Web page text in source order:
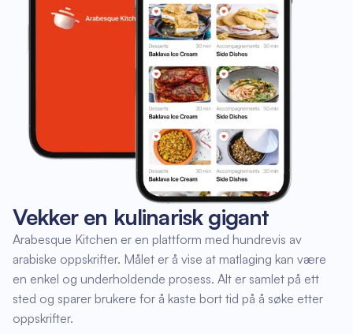
Vekker en kulinarisk gigant
Arabesque Kitchen er en plattform med hundrevis av
arabiske oppskrifter. Målet er å vise at matlaging kan være
en enkel og underholdende prosess. Alt er samlet på ett
sted og sparer brukere for å kaste bort tid på å søke etter
oppskrifter.